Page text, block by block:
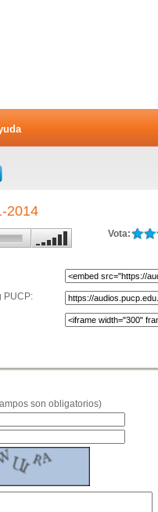
2014
Vota:
PUCP:
son obligatorios)